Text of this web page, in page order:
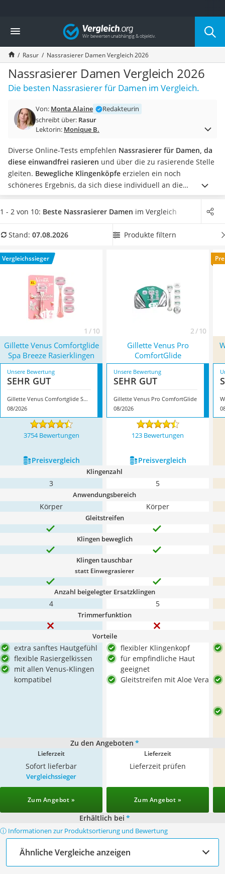
Die beliebtesten Vergleiche nach Kategorie
Drogerie
Inhalator
Haarschneider
Rollator
Braun Rasierer
Katzenklappe (Chip)
Masturbator
Massagepistole
Reisehaartrockner
Eiweißpulver
Magnesiumpräparat
Katzenklappe
Nackenmassagegerät
Zeckenschutz Katze
Philips-Sonicare-Zahnbürste
Mineralfutter Pferd
Massagegerät
Vergleich
Rasur Nassrasierer Damen Vergleich 2026
Nassrasierer Damen Vergleich 2026
Die besten Nassrasierer für Damen im Vergleich.
Von: Monta Alaine
Redakteurin
schreibt über: Rasur
Lektorin: Monique B.
Diverse Online-Tests empfehlen Nassrasierer für Damen, da
diese einwandfrei rasieren und über die zu rasierende Stelle
gleiten. Bewegliche Klingenköpfe erzielen ein noch
schöneres Ergebnis, da sich diese individuell an die
Körperstelle anpassen. Um die Haut optimal vor und nach
der Rasur zu pflegen, können Sie auf einRasieröl
unserer Vergleichstabelle finden Sie einige Nassrasierer mit
erzielen. Überzeugt hat uns hier im August 2026 besonders
das ModellGillette Venus Comfortglide Spa Breeze
Rasierklingen* mit seinen Eigenschaften.
1 - 2 von 10: Beste Nassrasierer Damen im Vergleich
Stand: 07.08.2026 Produkte filtern
Vergleichssieger
1 / 10 2 / 10
Gillette Venus Comfortglide
Spa Breeze Rasierklingen
Gillette Venus Pro
ComfortGlide
Unsere Bewertung
SEHR GUT
Gillette Venus Comfortglide Spa Breeze Rasierklingen
08/2026
Unsere Bewertung
SEHR GUT
Gillette Venus Pro ComfortGlide
08/2026
3754 Bewertungen 123 Bewertungen
Preis­vergleich Preis­vergleich
Klingenzahl
3 5
Anwendungsbereich
Körper Körper
Gleitstreifen
Klingen beweglich
Klingen tauschbar
statt Einwegrasierer
Anzahl beigelegter Ersatzklingen
4 5
Trimmerfunktion
Vorteile
extra sanftes Hautgefühl
flexible Rasiergelkissen
mit allen Venus-Klingen
kompatibel
flexibler Klingenkopf
für empfindliche Haut
geeignet
Gleitstreifen mit Aloe Vera
Zu den Angeboten *
Lieferzeit
Sofort lieferbar
Lieferzeit
Lieferzeit prüfen
Vergleichssieger
Zum Angebot » Zum Angebot »
Erhältlich bei *
ⓘ Informationen zur Produktsortierung und Bewertung
Ähnliche Vergleiche anzeigen